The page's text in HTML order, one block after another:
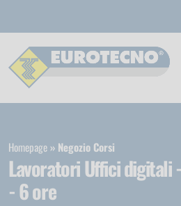
Lavoratori Uffici digitali
- 6 ore
Homepage Negozio Corsi